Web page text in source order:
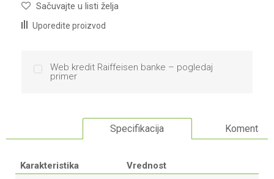
Sačuvajte u listi želja
Uporedite proizvod
Web kredit Raiffeisen banke – pogledaj
primer
Specifikacija Komentari
Karakteristika
Vrednost